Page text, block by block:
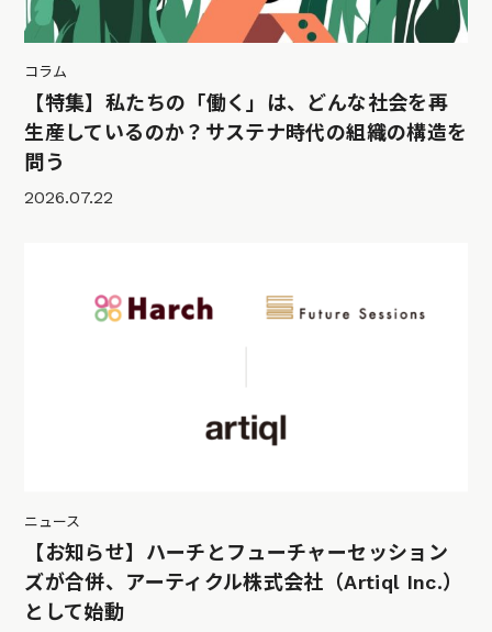
コラム
【特集】私たちの「働く」は、どんな社会を再
生産しているのか？サステナ時代の組織の構造を
問う
2026.07.22
ニュース
【お知らせ】ハーチとフューチャーセッション
ズが合併、アーティクル株式会社（Artiql Inc.）
として始動